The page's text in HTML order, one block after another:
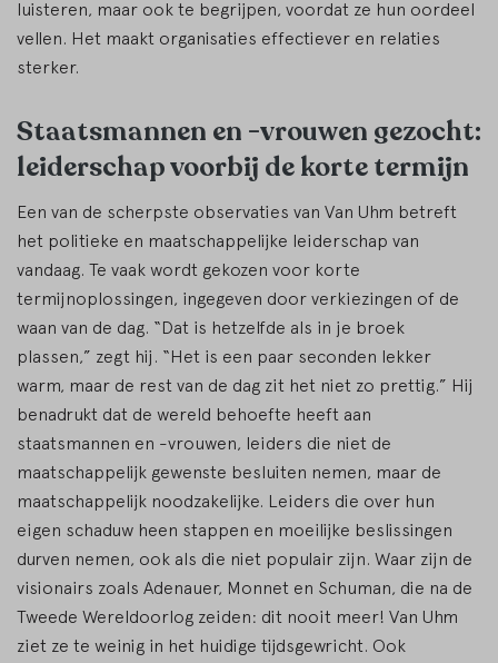
luisteren, maar ook te begrijpen, voordat ze hun oordeel
vellen. Het maakt organisaties effectiever en relaties
sterker.
Staatsmannen en -vrouwen gezocht:
leiderschap voorbij de korte termijn
Een van de scherpste observaties van Van Uhm betreft
het politieke en maatschappelijke leiderschap van
vandaag. Te vaak wordt gekozen voor korte
termijnoplossingen, ingegeven door verkiezingen of de
waan van de dag. “Dat is hetzelfde als in je broek
plassen,” zegt hij. “Het is een paar seconden lekker
warm, maar de rest van de dag zit het niet zo prettig.” Hij
benadrukt dat de wereld behoefte heeft aan
staatsmannen en -vrouwen, leiders die niet de
maatschappelijk gewenste besluiten nemen, maar de
maatschappelijk noodzakelijke. Leiders die over hun
eigen schaduw heen stappen en moeilijke beslissingen
durven nemen, ook als die niet populair zijn. Waar zijn de
visionairs zoals Adenauer, Monnet en Schuman, die na de
Tweede Wereldoorlog zeiden: dit nooit meer! Van Uhm
ziet ze te weinig in het huidige tijdsgewricht. Ook